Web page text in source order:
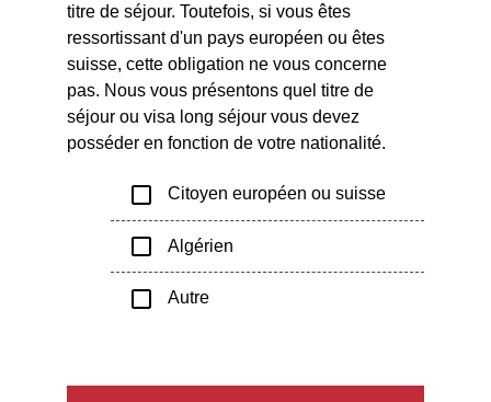
titre de séjour. Toutefois, si vous êtes
ressortissant d'un pays européen ou êtes
suisse, cette obligation ne vous concerne
pas. Nous vous présentons quel titre de
séjour ou visa long séjour vous devez
posséder en fonction de votre nationalité.
check_box_outline_blank Citoyen européen ou suisse
check_box_outline_blank Algérien
check_box_outline_blank Autre